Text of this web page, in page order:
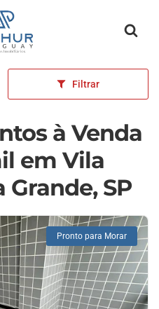
inicial
Filtrar
à Venda
em Vila
Grande, SP
Pronto para Morar